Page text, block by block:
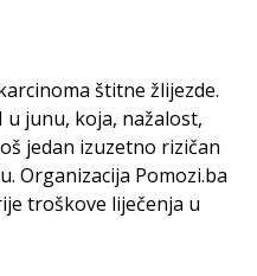
štitne žlijezde.
junu, koja, nažalost,
jedan izuzetno rizičan
Organizacija Pomozi.ba
troškove liječenja u